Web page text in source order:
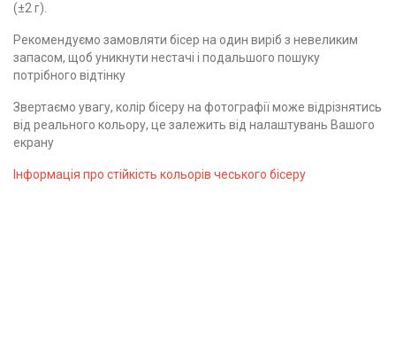
(±2 г).
Рекомендуємо замовляти бісер на один виріб з невеликим
запасом, щоб уникнути нестачі і подальшого пошуку
потрібного відтінку
Звертаємо увагу, колір бісеру на фотографії може відрізнятись
від реального кольору, це залежить від налаштувань Вашого
екрану
Інформація про стійкість кольорів чеського бісеру